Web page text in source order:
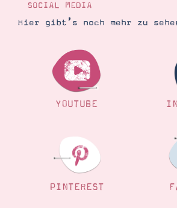
SOCIAL MEDIA
Hier gibt’s noch mehr zu
YOUTUBE
PINTEREST